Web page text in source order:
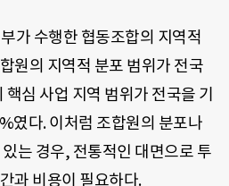
가 수행한 협동조합의 지역적
원의 지역적 분포 범위가 전국
심 사업 지역 범위가 전국을 기
였다. 이처럼 조합원의 분포나
는 경우, 전통적인 대면으로 투
과 비용이 필요하다.